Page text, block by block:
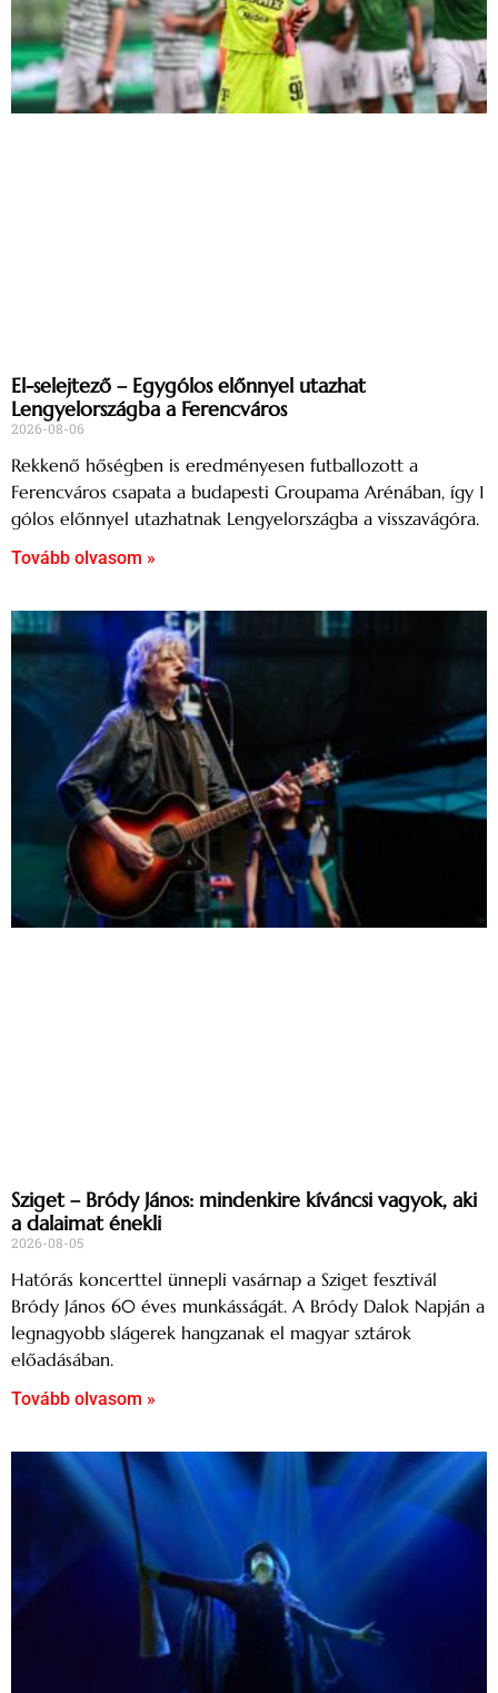
El-selejtező – Egygólos előnnyel utazhat
Lengyelországba a Ferencváros
2026-08-06
Rekkenő hőségben is eredményesen futballozott a
Ferencváros csapata a budapesti Groupama Arénában, így 1
gólos előnnyel utazhatnak Lengyelországba a visszavágóra.
Tovább olvasom »
Sziget – Bródy János: mindenkire kíváncsi vagyok, aki
a dalaimat énekli
2026-08-05
Hatórás koncerttel ünnepli vasárnap a Sziget fesztivál
Bródy János 60 éves munkásságát. A Bródy Dalok Napján a
legnagyobb slágerek hangzanak el magyar sztárok
előadásában.
Tovább olvasom »